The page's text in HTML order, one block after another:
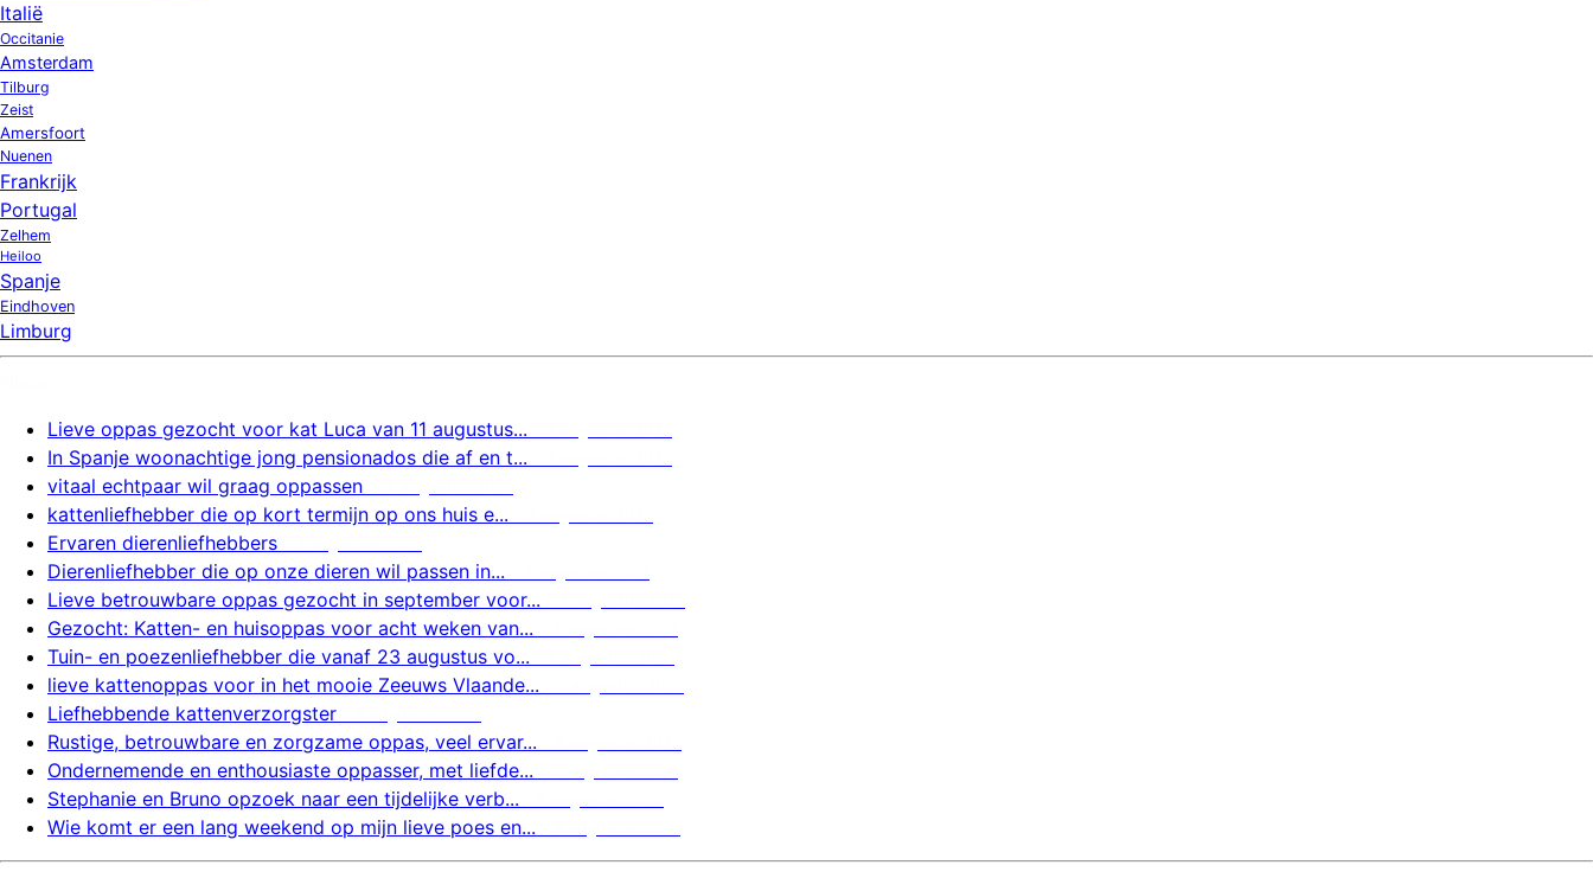
Italië
Occitanie
Amsterdam
Tilburg
Zeist
Amersfoort
Nuenen
Frankrijk
Portugal
Zelhem
Heiloo
Spanje
Eindhoven
Limburg
Lieve oppas gezocht voor kat Luca van 11 augustus...
In Spanje woonachtige jong pensionados die af en t...
vitaal echtpaar wil graag oppassen
kattenliefhebber die op kort termijn op ons huis e...
Ervaren dierenliefhebbers
Dierenliefhebber die op onze dieren wil passen in...
Lieve betrouwbare oppas gezocht in september voor...
Gezocht: Katten- en huisoppas voor acht weken van...
Tuin- en poezenliefhebber die vanaf 23 augustus vo...
lieve kattenoppas voor in het mooie Zeeuws Vlaande...
Liefhebbende kattenverzorgster
Rustige, betrouwbare en zorgzame oppas, veel ervar...
Ondernemende en enthousiaste oppasser, met liefde...
Stephanie en Bruno opzoek naar een tijdelijke verb...
Wie komt er een lang weekend op mijn lieve poes en...